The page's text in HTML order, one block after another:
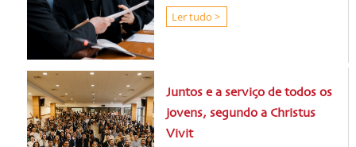
Ler tudo >
Juntos e a serviço de todos os
jovens, segundo a Christus
Vivit